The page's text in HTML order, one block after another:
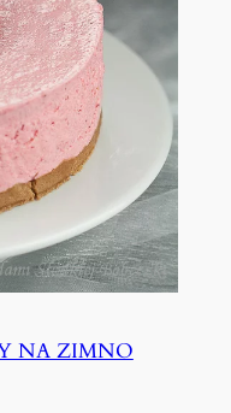
NA ZIMNO